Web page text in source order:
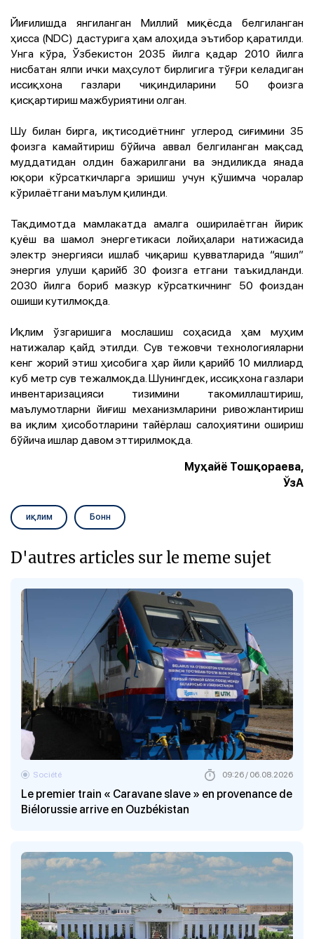
Йиғилишда янгиланган Миллий миқёсда белгиланган
ҳисса (NDC) дастурига ҳам алоҳида эътибор қаратилди.
Унга кўра, Ўзбекистон 2035 йилга қадар 2010 йилга
нисбатан ялпи ички маҳсулот бирлигига тўғри келадиган
иссиқхона газлари чиқиндиларини 50 фоизга
қисқартириш мажбуриятини олган.
Шу билан бирга, иқтисодиётнинг углерод сиғимини 35
фоизга камайтириш бўйича аввал белгиланган мақсад
муддатидан олдин бажарилгани ва эндиликда янада
юқори кўрсаткичларга эришиш учун қўшимча чоралар
кўрилаётгани маълум қилинди.
Тақдимотда мамлакатда амалга оширилаётган йирик
қуёш ва шамол энергетикаси лойиҳалари натижасида
электр энергияси ишлаб чиқариш қувватларида “яшил”
энергия улуши қарийб 30 фоизга етгани таъкидланди.
2030 йилга бориб мазкур кўрсаткичнинг 50 фоиздан
ошиши кутилмоқда.
Иқлим ўзгаришига мослашиш соҳасида ҳам муҳим
натижалар қайд этилди. Сув тежовчи технологияларни
кенг жорий этиш ҳисобига ҳар йили қарийб 10 миллиард
куб метр сув тежалмоқда. Шунингдек, иссиқхона газлари
инвентаризацияси тизимини такомиллаштириш,
маълумотларни йиғиш механизмларини ривожлантириш
ва иқлим ҳисоботларини тайёрлаш салоҳиятини ошириш
бўйича ишлар давом эттирилмоқда.
Муҳайё Тошқораева,
ЎзА
иқлим Бонн
D'autres articles sur le meme sujet
Le premier train « Caravane slave » en provenance de
Biélorussie arrive en Ouzbékistan
Société 09:26 / 06.08.2026